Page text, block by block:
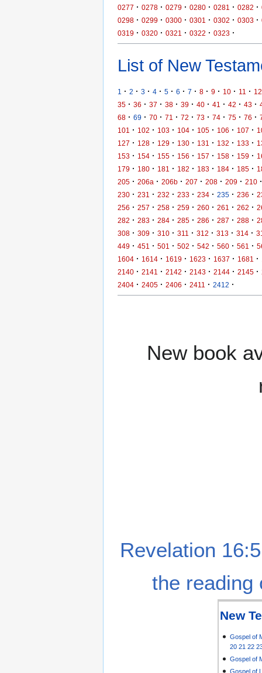
0277 · 0278 · 0279 · 0280 · 0281 · 0282 ·
0298 · 0299 · 0300 · 0301 · 0302 · 0303 ·
0319 · 0320 · 0321 · 0322 · 0323 ·
List of New
1 · 2 · 3 · 4 · 5 · 6 · 7 · 8 · 9 · 10 · 11 · 12
35 · 36 · 37 · 38 · 39 · 40 · 41 · 42 · 43 ·
68 · 69 · 70 · 71 · 72 · 73 · 74 · 75 · 76 ·
101
· 102 · 103 · 104 · 105 · 106 · 107 ·
127 · 128 · 129 · 130 · 131 · 132 · 133 ·
153 · 154 · 155 · 156 · 157 · 158 · 159 ·
179 · 180 · 181 · 182 · 183 · 184 · 185 ·
205 · 206a · 206b · 207 · 208 · 209 · 210 ·
230 · 231 · 232 · 233 · 234 · 235 · 236 ·
256 · 257 · 258 · 259 · 260 · 261 · 262 ·
282 · 283 · 284 · 285 · 286 · 287 · 288 ·
308 · 309 · 310 · 311 · 312 · 313 · 314 ·
449 · 451 · 501 · 502 · 542 · 560 · 561 ·
1604 · 1614 · 1619 · 1623 · 1637 · 1681 ·
2140 · 2141 · 2142 · 2143 · 2144 · 2145 ·
2404 · 2405 · 2406 · 2411 · 2412 ·
New book
Revelation
the reading
New
Gospel of
20 21 22
Gospel of
Gospel of